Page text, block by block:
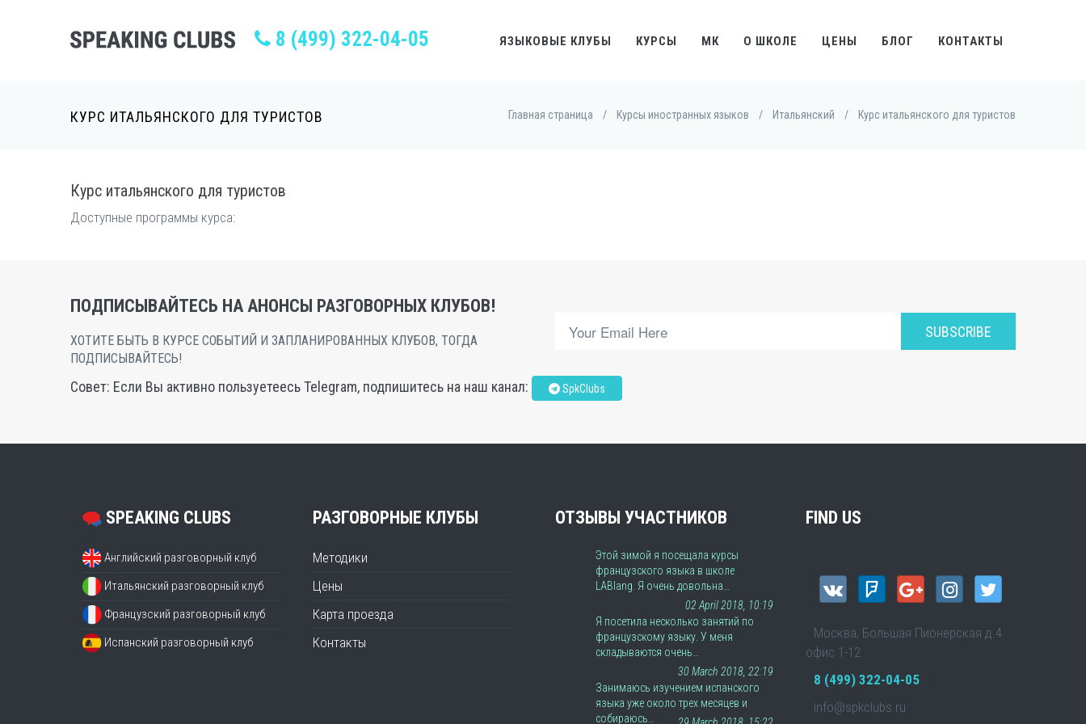
8 (499) 322-04-05 ЯЗЫКОВЫЕ КЛУБЫ КУРСЫ МК О ШКОЛЕ ЦЕНЫ БЛОГ КОНТАКТЫ
Главная страница / Курсы иностранных языков / Итальянский / Курс итальянского для туристов
КУРС ИТАЛЬЯНСКОГО ДЛЯ ТУРИСТОВ
Курс итальянского для туристов
Доступные программы курса:
ПОДПИСЫВАЙТЕСЬ НА АНОНСЫ РАЗГОВОРНЫХ КЛУБОВ!
ХОТИТЕ БЫТЬ В КУРСЕ СОБЫТИЙ И ЗАПЛАНИРОВАННЫХ КЛУБОВ, ТОГДА
ПОДПИСЫВАЙТЕСЬ!
SUBSCRIBE
Совет: Если Вы активно пользуетеесь Telegram, подпишитесь на наш канал: SpkClubs
SPEAKING CLUBS
Английский разговорный клуб
Итальянский разговорный клуб
Французский разговорный клуб
Испанский разговорный клуб
РАЗГОВОРНЫЕ КЛУБЫ
Методики
Цены
Карта проезда
Контакты
ОТЗЫВЫ УЧАСТНИКОВ
Этой зимой я посещала курсы
французского языка в школе
LABlang. Я очень довольна…
02 April 2018, 10:19
Я посетила несколько занятий по
французскому языку. У меня
складываются очень…
30 March 2018, 22:19
Занимаюсь изучением испанского
языка уже около трех месяцев и
собираюсь…
FIND US
Москва, Большая Пионерская д.4
офис 1-12
8 (499) 322-04-05
info@spkclubs.ru